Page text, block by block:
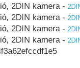
2DIN kamera -
2DIN kamera -
2DIN kamera -
2DIN kamera -